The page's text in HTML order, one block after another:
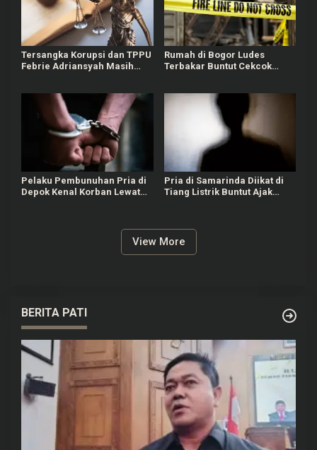
Tersangka Korupsi dan TPPU
Febrie Adriansyah Masih
Rumah di Bogor Ludes
Terbakar Buntut Cekcok
Pelaku Pembunuhan Pria di
Depok Kenal Korban Lewat
Pria di Samarinda Diikat di
Tiang Listrik Buntut Ajak
View More
BERITA PATI